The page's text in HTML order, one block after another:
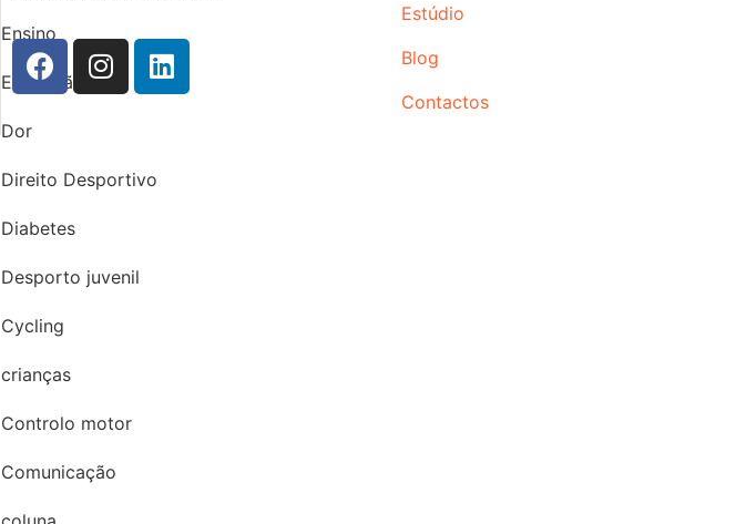
Ensino
Educação
Dor
Direito Desportivo
Diabetes
Desporto juvenil
Cycling
crianças
Controlo motor
Comunicação
Estúdio
Blog
Contactos